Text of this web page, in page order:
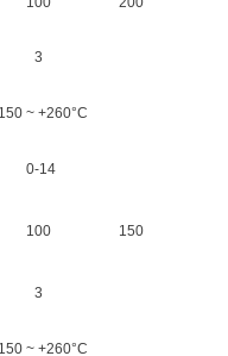
3
~ +260°C
0-14
100 150
3
~ +260°C